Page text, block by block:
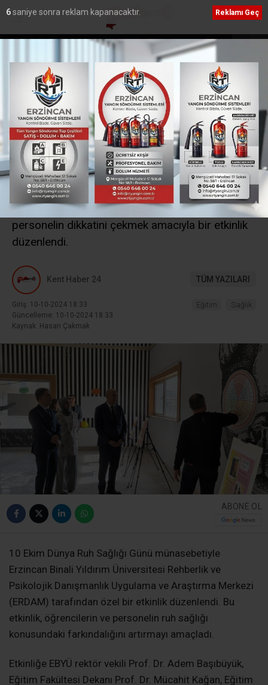
Erzincan’a Özel Eğitimde Dev Yatırım: Sümer Özel
Eğitim Meslek Okulu İçin İmzalar Atıldı”
Ana Sayfa›Eğitim
EBYÜ’ de “Ruh sağlığına
dikkat çekildi
10 Ekim Dünya Ruh Sağlığı Günü münasebetiyle,
EBYÜ Rehberlik ve Psikolojik Danışmanlık
Uygulama ve Araştırma Merkezi (ERDAM)
tarafından ruh sağlığı konusuna öğrenciler ve
personelin dikkatini çekmek amacıyla bir etkinlik
düzenlendi.
Kent Haber 24 TÜM YAZILARI
Giriş: 10-10-2024 18:33
Güncelleme: 10-10-2024 18:33
Kaynak: Hasan Çakmak
Eğitim Sağlık
ABONE OL
10 Ekim Dünya Ruh Sağlığı Günü münasebetiyle
Erzincan Binali Yıldırım Üniversitesi Rehberlik ve
Psikolojik Danışmanlık Uygulama ve Araştırma Merkezi
(ERDAM) tarafından özel bir etkinlik düzenlendi. Bu
etkinlik, öğrencilerin ve personelin ruh sağlığı
konusundaki farkındalığını artırmayı amaçladı.
Etkinliğe EBYÜ rektör vekili Prof. Dr. Adem Başıbüyük,
Eğitim Fakültesi Dekanı Prof. Dr. Mücahit Kağan, Eğitim
5saniye sonra reklam kapanacaktır. Reklamı Geç